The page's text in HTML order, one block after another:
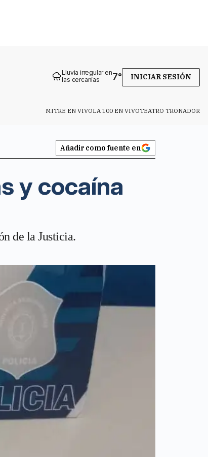
Lluvia irregular en
las cercanías
7° INICIAR SESIÓN
MITRE EN VIVOLA 100 EN VIVOTEATRO TRONADOR
Añadir como fuente en
y cocaína
de la Justicia.